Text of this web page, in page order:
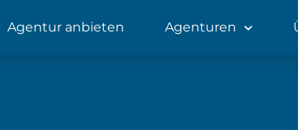
Agentur anbieten Agenturen